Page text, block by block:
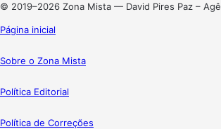
© 2019–2026 Zona Mista — David Pires Paz –
Página inicial
Sobre o Zona Mista
Política Editorial
Política de Correções